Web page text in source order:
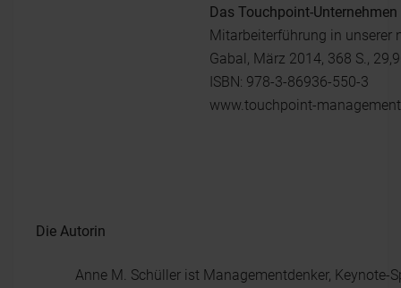
Das Touchpoint-Unternehmen
Mitarbeiterführung in unserer
Gabal, März 2014, 368 S.,
ISBN: 978-3-86936-550-3
www.touchpoint-
Die Autorin
Anne M. Schüller ist Managementdenker, Keynote-